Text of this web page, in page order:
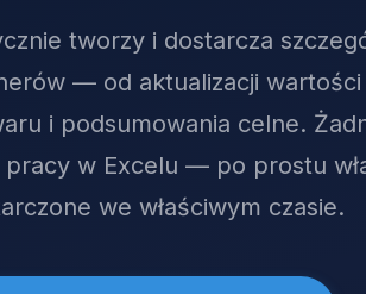
tworzy i dostarcza
— od aktualizacji wartości
i podsumowania celne.
w Excelu — po prostu
we właściwym czasie.